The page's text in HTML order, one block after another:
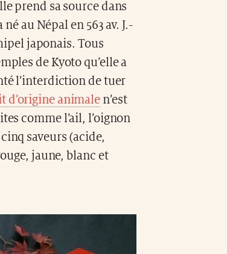
prend sa source dans
au Népal en 563 av. J.-
japonais. Tous
de Kyoto qu’elle a
l’interdiction de tuer
d’origine animale n’est
comme l’ail, l’oignon
saveurs (acide,
jaune, blanc et